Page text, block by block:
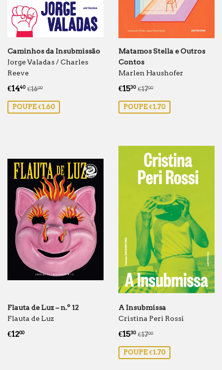
Caminhos da Insubmissão
Jorge Valadas / Charles
Reeve
Preço
de
saldo
€1440 €14.40
Preço normal
€1600
POUPE €1.60
Matamos Stella e Outros
Contos
Marlen Haushofer
Preço
de
saldo
€1530 €15.30
Preço normal
€1700
POUPE €1.70
Flauta de Luz – n.º 12
Flauta de Luz
Preço
€1200€12.00
A Insubmissa
Cristina Peri Rossi
Preço
de
saldo
€1530 €15.30
Preço normal
€1700
POUPE €1.70